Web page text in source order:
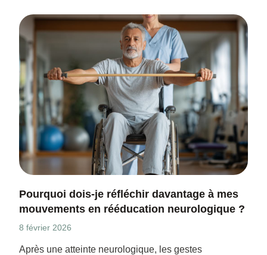
Pourquoi dois-je réfléchir davantage à mes
mouvements en rééducation neurologique ?
8 février 2026
Après une atteinte neurologique, les gestes